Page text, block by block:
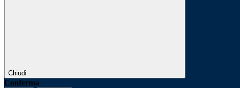
Chiudi
Conferma